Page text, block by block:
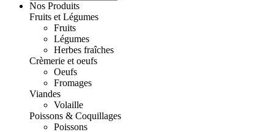
Nos Produits
Fruits et Légumes
Fruits
Légumes
Herbes fraîches
Crèmerie et oeufs
Oeufs
Fromages
Viandes
Volaille
Poissons & Coquillages
Poissons